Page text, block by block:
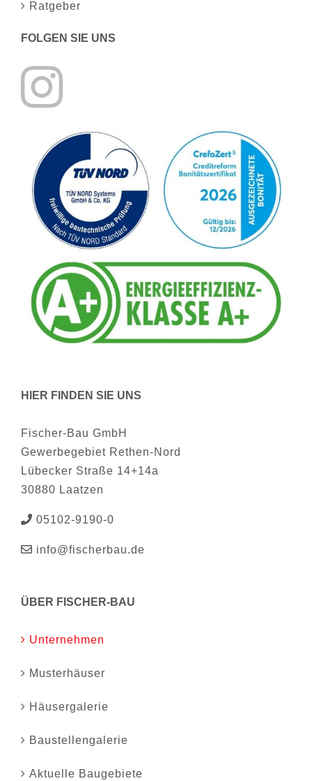
Ratgeber
FOLGEN SIE UNS
HIER FINDEN SIE UNS
Fischer-Bau GmbH
Gewerbegebiet Rethen-Nord
Lübecker Straße 14+14a
30880 Laatzen
05102-9190-0
info@fischerbau.de
ÜBER FISCHER-BAU
Unternehmen
Musterhäuser
Häusergalerie
Baustellengalerie
Aktuelle Baugebiete